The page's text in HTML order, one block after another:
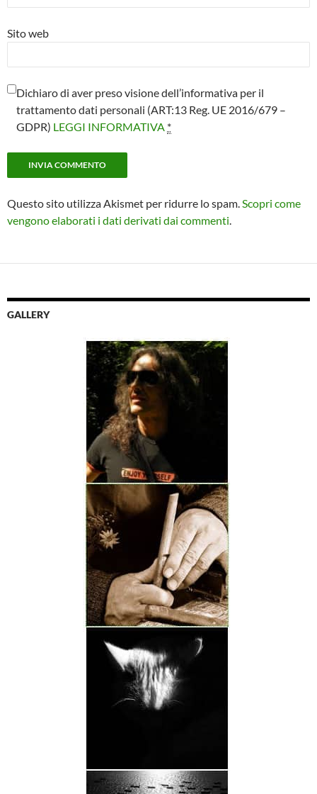
Sito web
Dichiaro di aver preso visione dell’informativa per il
trattamento dati personali (ART:13 Reg. UE 2016/679 –
GDPR) LEGGI INFORMATIVA *
Questo sito utilizza Akismet per ridurre lo spam.Scopri come
vengono elaborati i dati derivati dai commenti.
GALLERY